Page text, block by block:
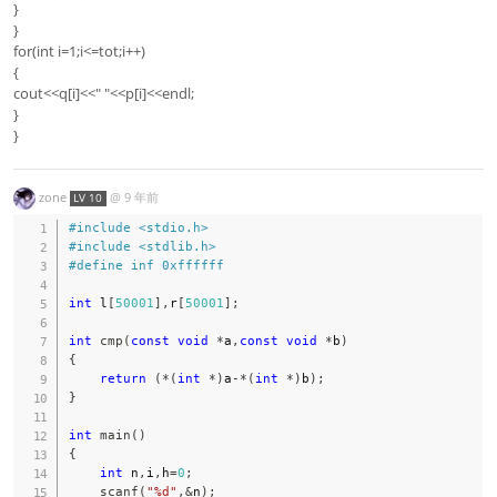
}
}
for(int i=1;i<=tot;i++)
{
cout<<q[i]<<" "<<p[i]<<endl;
}
}
zone LV 10 @ 9 年前
#include <stdio.h>
#include <stdlib.h>
#define inf 0xffffff
int l [ 50001 ] , r[ 50001 ] ;
int cmp ( const void *a , const void *b )
{
return
( * ( int * )a - * ( int * ) b ) ;
}
int main ( )
{
int n , i , h=0 ;
scanf ( "%d" , &n ) ;